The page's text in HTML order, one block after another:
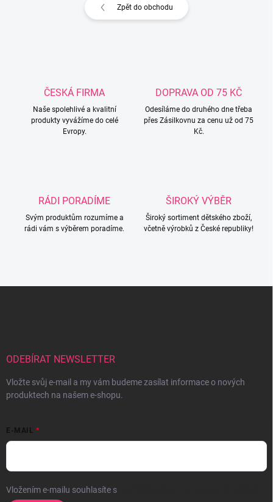
Zpět do obchodu
ČESKÁ FIRMA
Naše spolehlivé a kvalitní
produkty vyvážíme do celé
Evropy.
DOPRAVA OD 75 KČ
Odesíláme do druhého dne třeba
přes Zásilkovnu za cenu už od 75
Kč.
RÁDI PORADÍME
Svým produktům rozumíme a
rádi vám s výběrem poradíme.
ŠIROKÝ VÝBĚR
Široký sortiment dětského zboží,
včetně výrobků z České republiky!
ODEBÍRAT NEWSLETTER
Vložte svůj e-mail a my vám budeme zasílat informace o nových
produktech na našem e-shopu.
E-MAIL
Vložením e-mailu souhlasíte s